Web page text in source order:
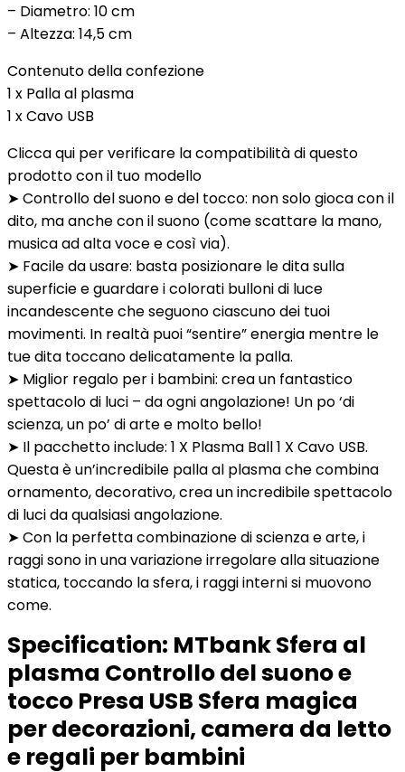
– Diametro: 10 cm
– Altezza: 14,5 cm
Contenuto della confezione
1 x Palla al plasma
1 x Cavo USB
Clicca qui per verificare la compatibilità di questo
prodotto con il tuo modello
➤ Controllo del suono e del tocco: non solo gioca con il
dito, ma anche con il suono (come scattare la mano,
musica ad alta voce e così via).
➤ Facile da usare: basta posizionare le dita sulla
superficie e guardare i colorati bulloni di luce
incandescente che seguono ciascuno dei tuoi
movimenti. In realtà puoi “sentire” energia mentre le
tue dita toccano delicatamente la palla.
➤ Miglior regalo per i bambini: crea un fantastico
spettacolo di luci – da ogni angolazione! Un po ‘di
scienza, un po’ di arte e molto bello!
➤ Il pacchetto include: 1 X Plasma Ball 1 X Cavo USB.
Questa è un’incredibile palla al plasma che combina
ornamento, decorativo, crea un incredibile spettacolo
di luci da qualsiasi angolazione.
➤ Con la perfetta combinazione di scienza e arte, i
raggi sono in una variazione irregolare alla situazione
statica, toccando la sfera, i raggi interni si muovono
come.
Specification: MTbank Sfera al
plasma Controllo del suono e
tocco Presa USB Sfera magica
per decorazioni, camera da letto
e regali per bambini